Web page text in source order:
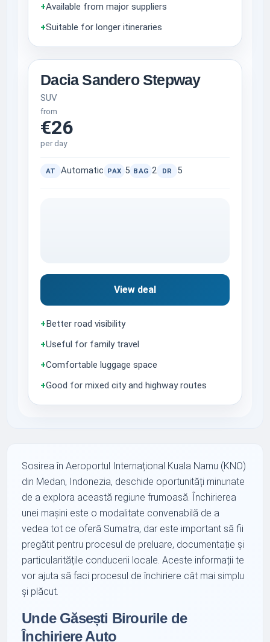
+Available from major suppliers
+Suitable for longer itineraries
Dacia Sandero Stepway
SUV
from
€26
per day
AT Automatic PAX 5 BAG 2 DR 5
View deal
+Better road visibility
+Useful for family travel
+Comfortable luggage space
+Good for mixed city and highway routes
Sosirea în Aeroportul Internațional Kuala Namu (KNO)
din Medan, Indonezia, deschide oportunități minunate
de a explora această regiune frumoasă. Închirierea
unei mașini este o modalitate convenabilă de a
vedea tot ce oferă Sumatra, dar este important să fii
pregătit pentru procesul de preluare, documentație și
particularitățile conducerii locale. Aceste informații te
vor ajuta să faci procesul de închiriere cât mai simplu
și plăcut.
Unde Găsești Birourile de
Închiriere Auto